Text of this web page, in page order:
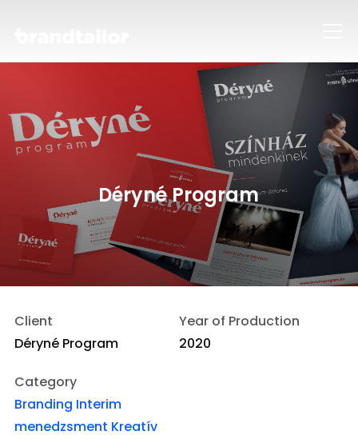
Déryné Program
Client
Déryné Program
Year of Production
2020
Category
Branding Interim
menedzsment Kreatív